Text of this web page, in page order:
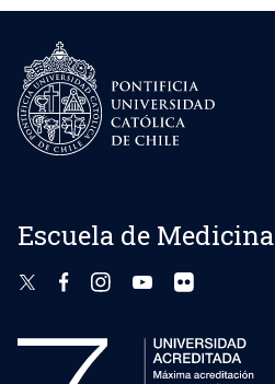
Escuela de Medicina